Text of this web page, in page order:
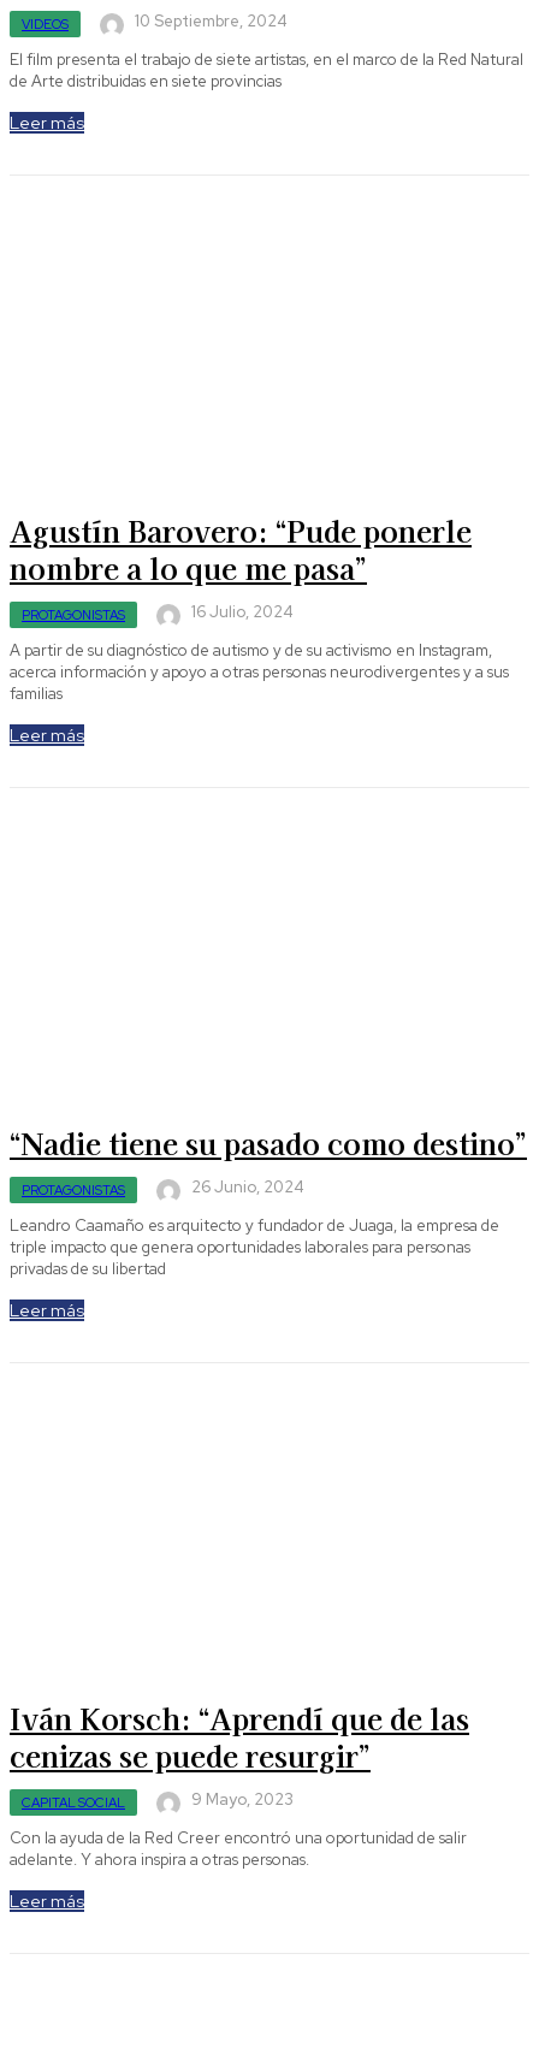
VIDEOS
10 Septiembre, 2024
El film presenta el trabajo de siete artistas, en el marco de la Red Natural
de Arte distribuidas en siete provincias
Leer más
Agustín Barovero: “Pude ponerle
nombre a lo que me pasa”
PROTAGONISTAS
16 Julio, 2024
A partir de su diagnóstico de autismo y de su activismo en Instagram,
acerca información y apoyo a otras personas neurodivergentes y a sus
familias
Leer más
“Nadie tiene su pasado como destino”
PROTAGONISTAS
26 Junio, 2024
Leandro Caamaño es arquitecto y fundador de Juaga, la empresa de
triple impacto que genera oportunidades laborales para personas
privadas de su libertad
Leer más
Iván Korsch: “Aprendí que de las
cenizas se puede resurgir”
CAPITAL SOCIAL
9 Mayo, 2023
Con la ayuda de la Red Creer encontró una oportunidad de salir
adelante. Y ahora inspira a otras personas.
Leer más